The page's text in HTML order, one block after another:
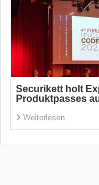
Securikett holt
Produktpasses
Weiterlesen